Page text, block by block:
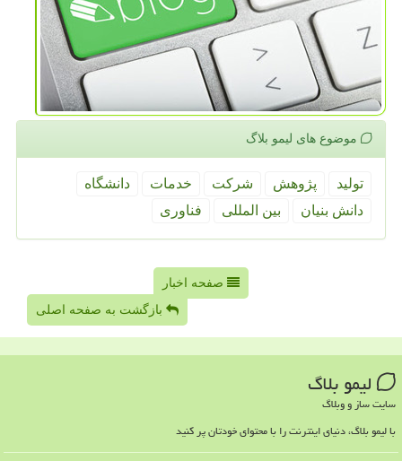
موضوع های لیمو بلاگ
تولید پژوهش شركت خدمات
دانشگاه
دانش بنیان
بین المللی فناوری
صفحه اخبار
بازگشت به صفحه اصلی
لیمو بلاگ
سایت ساز و وبلاگ
با لیمو بلاگ، دنیای اینترنت را با محتوای خودتان پر کنید